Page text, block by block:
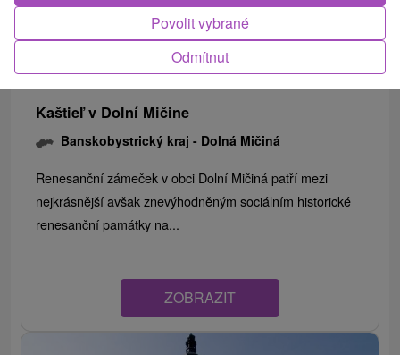
Kaštieľ v Dolní Mičine
Banskobystrický kraj - Dolná Mičiná
Renesanční zámeček v obci Dolní Mičiná patří mezi
nejkrásnější avšak znevýhodněným sociálním historické
renesanční památky na...
ZOBRAZIT
Odmítnut
Povolit vybrané